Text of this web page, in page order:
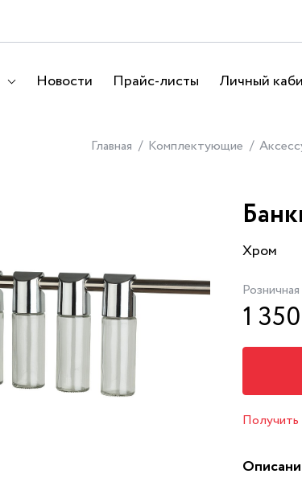
Новости Прайс-листы Личный
Главная Комплектующие
Хром
1 350